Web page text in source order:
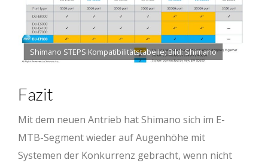
Shimano STEPS Kompatibilitätstabelle; Bild: Shimano
Fazit
Mit dem neuen Antrieb hat Shimano sich im E-
MTB-Segment wieder auf Augenhöhe mit
Systemen der Konkurrenz gebracht, wenn nicht